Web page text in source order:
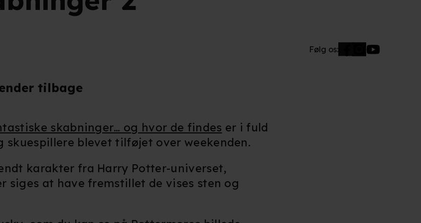
Følg os:
tilbage
skabninger… og hvor de findes er i fuld
blevet tilføjet over weekenden.
karakter fra Harry Potter-universet,
siges at have fremstillet de vises sten og